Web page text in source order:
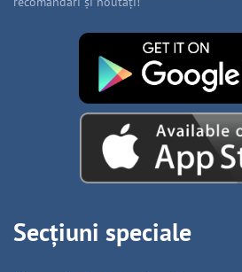
Secțiuni speciale